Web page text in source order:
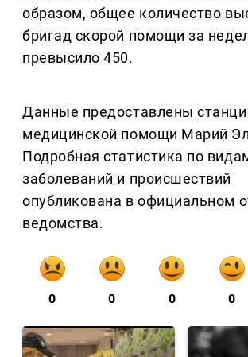
образом, общее количество
бригад скорой помощи за
превысило 450.
Данные предоставлены
медицинской помощи Марий
Подробная статистика по
заболеваний и происшествий
опубликована в официальном
ведомства.
0 0 0 0